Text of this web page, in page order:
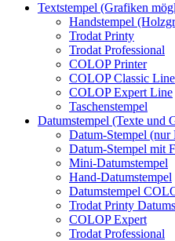
Textstempel (Grafiken
Handstempel
Trodat Printy
Trodat Professional
COLOP Printer
COLOP Classic Line
COLOP Expert Line
Taschenstempel
Datumstempel (Texte und
Datum-Stempel (nur
Datum-Stempel mit
Mini-Datumstempel
Hand-Datumstempel
Datumstempel
Trodat Printy
COLOP Expert
Trodat Professional